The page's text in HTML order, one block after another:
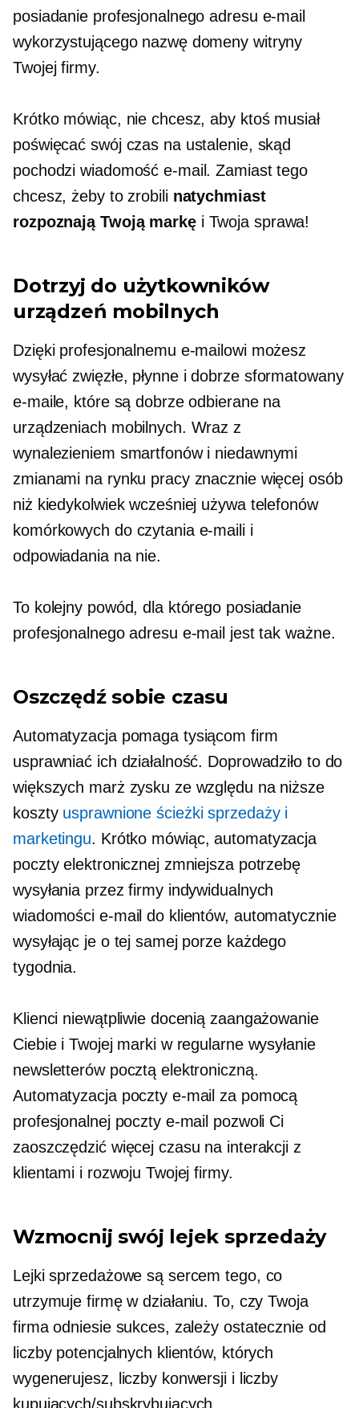
posiadanie profesjonalnego adresu e-mail
wykorzystującego nazwę domeny witryny
Twojej firmy.
Krótko mówiąc, nie chcesz, aby ktoś musiał
poświęcać swój czas na ustalenie, skąd
pochodzi wiadomość e-mail. Zamiast tego
chcesz, żeby to zrobili natychmiast
rozpoznają Twoją markęi Twoja sprawa!
Dotrzyj do użytkowników
urządzeń mobilnych
Dzięki profesjonalnemu e-mailowi ​​możesz
wysyłać zwięzłe, płynne idobrze sformatowany
e-maile, które są dobrze odbierane na
urządzeniach mobilnych. Wraz z
wynalezieniem smartfonów i niedawnymi
zmianami na rynku pracy znacznie więcej osób
niż kiedykolwiek wcześniej używa telefonów
komórkowych do czytania e-maili i
odpowiadania na nie.
To kolejny powód, dla którego posiadanie
profesjonalnego adresu e-mail jest tak ważne.
Oszczędź sobie czasu
Automatyzacja pomaga tysiącom firm
usprawniać ich działalność. Doprowadziło to do
większych marż zysku ze względu na niższe
koszty usprawnione ścieżki sprzedaży i
marketingu. Krótko mówiąc, automatyzacja
poczty elektronicznej zmniejsza potrzebę
wysyłania przez firmy indywidualnych
wiadomości e-mail do klientów, automatycznie
wysyłając je o tej samej porze każdego
tygodnia.
Klienci niewątpliwie docenią zaangażowanie
Ciebie i Twojej marki w regularne wysyłanie
newsletterów pocztą elektroniczną.
Automatyzacja poczty e-mail za pomocą
profesjonalnej poczty e-mail pozwoli Ci
zaoszczędzić więcej czasu na interakcji z
klientami i rozwoju Twojej firmy.
Wzmocnij swój lejek sprzedaży
Lejki sprzedażowe są sercem tego, co
utrzymuje firmę w działaniu. To, czy Twoja
firma odniesie sukces, zależy ostatecznie od
liczby potencjalnych klientów, których
wygenerujesz, liczby konwersji i liczby
kupujących/subskrybujących.